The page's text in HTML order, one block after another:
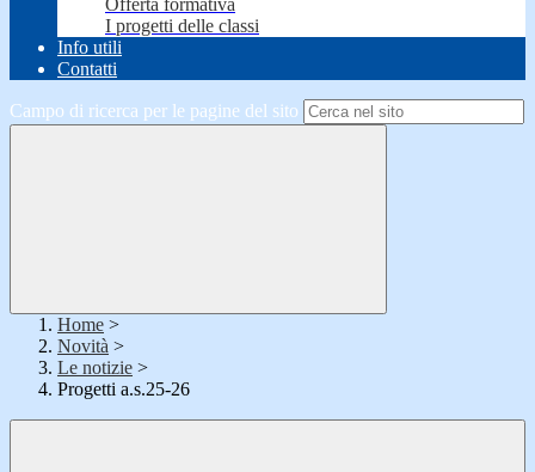
Offerta formativa
I progetti delle classi
Info utili
Contatti
Campo di ricerca per le pagine del sito
Home >
Novità >
Le notizie >
Progetti a.s.25-26